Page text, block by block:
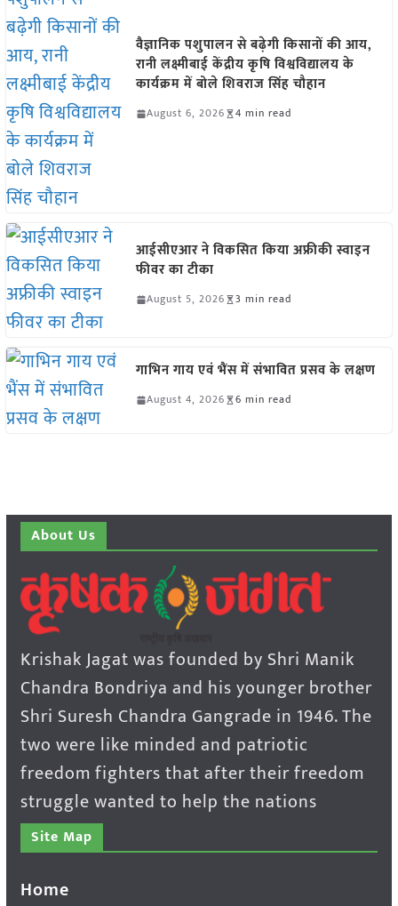
वैज्ञानिक पशुपालन से बढ़ेगी किसानों की आय,
रानी लक्ष्मीबाई केंद्रीय कृषि विश्वविद्यालय के
कार्यक्रम में बोले शिवराज सिंह चौहान
August 6, 2026 4 min read
आईसीएआर ने विकसित किया अफ्रीकी स्वाइन
फीवर का टीका
August 5, 2026 3 min read
गाभिन गाय एवं भैंस में संभावित प्रसव के लक्षण
August 4, 2026 6 min read
About Us
Krishak Jagat was founded by Shri Manik
Chandra Bondriya and his younger brother
Shri Suresh Chandra Gangrade in 1946. The
two were like minded and patriotic
freedom fighters that after their freedom
struggle wanted to help the nations
Site Map
Home